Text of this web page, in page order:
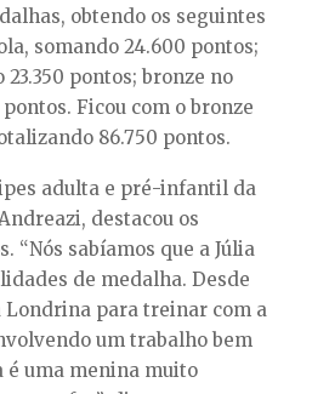
obtendo os seguintes
somando 24.600 pontos;
pontos; bronze no
Ficou com o bronze
86.750 pontos.
adulta e pré-infantil da
destacou os
“Nós sabíamos que a Júlia
de medalha. Desde
Londrina para treinar com a
um trabalho bem
é uma menina muito